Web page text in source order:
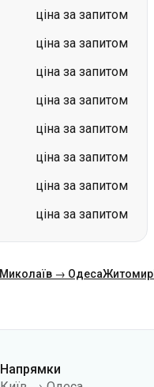
ціна за запитом
ціна за запитом
ціна за запитом
ціна за запитом
ціна за запитом
ціна за запитом
ціна за запитом
ціна за запитом
Миколаїв → ОдесаЖитомир
Напрямки